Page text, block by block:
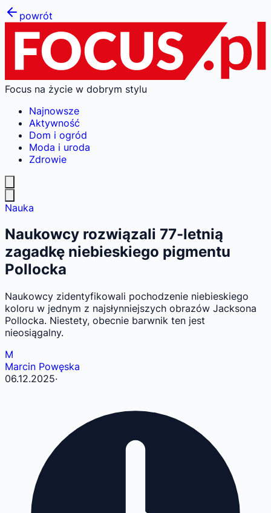
powrót
Focus na życie w dobrym stylu
Najnowsze
Aktywność
Dom i ogród
Moda i uroda
Zdrowie
Nauka
Naukowcy rozwiązali 77-letnią
zagadkę niebieskiego pigmentu
Pollocka
Naukowcy zidentyfikowali pochodzenie niebieskiego
koloru w jednym z najsłynniejszych obrazów Jacksona
Pollocka. Niestety, obecnie barwnik ten jest
nieosiągalny.
M
Marcin Powęska
06.12.2025·